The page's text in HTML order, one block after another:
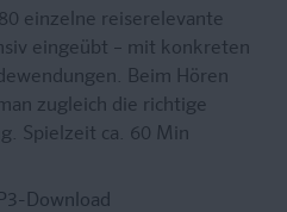
einzelne reiserelevante
eingeübt – mit konkreten
Beim Hören
zugleich die richtige
Spielzeit ca. 60 Min
Download